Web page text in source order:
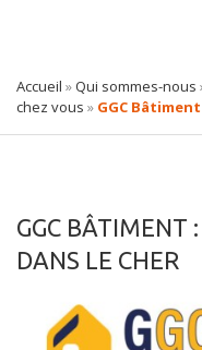
Accueil »Qui sommes-nous
chez vous » GGC
GGC BÂTIMENT
DANS LE CHER